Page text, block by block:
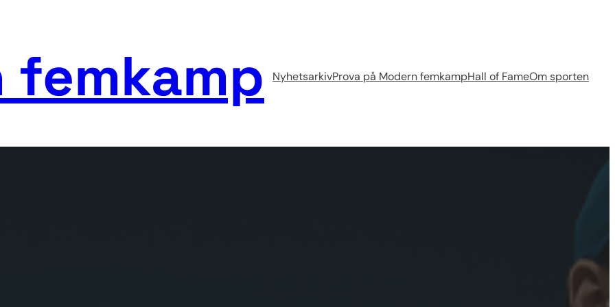
femkamp NyhetsarkivProva på Modern femkampHall of FameOm sporten